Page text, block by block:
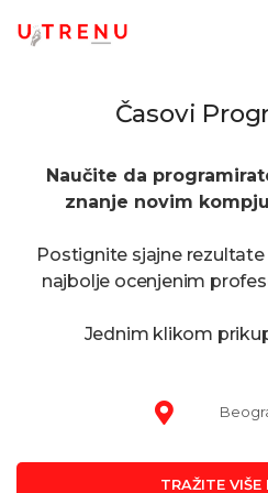
Časovi
Naučite da
znanje novim
Postignite sjajne
najbolje ocenjenim
Jednim klikom
TRAŽITE VIŠE